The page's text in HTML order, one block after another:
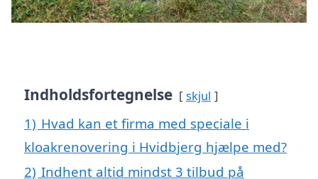
Indholdsfortegnelse skjul
1) Hvad kan et firma med speciale i
kloakrenovering i Hvidbjerg hjælpe med?
2) Indhent altid mindst 3 tilbud på